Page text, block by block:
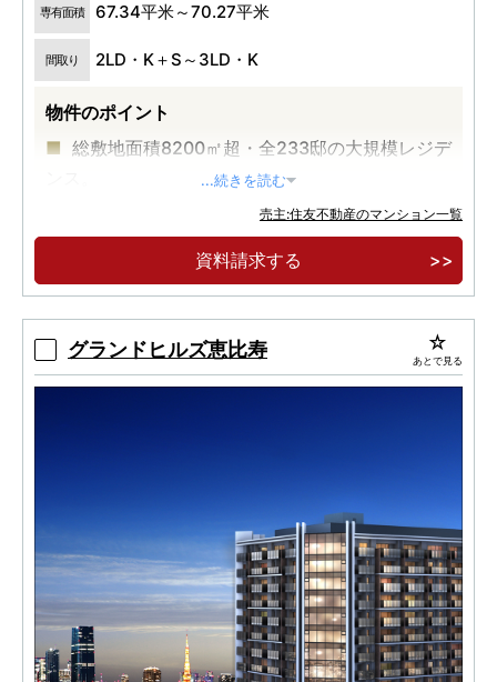
専有面積 67.34平米～70.27平米
間取り 2LD・K＋S～3LD・K
物件のポイント
総敷地面積8200㎡超・全233邸の大規模レジデ
東急多摩川線「鵜の木」駅より7分、大田区下
丸子に堂々竣工。
...続きを読む
売主:住友不動産のマンション一覧
資料請求する
グランドヒルズ恵比寿 あとで見る